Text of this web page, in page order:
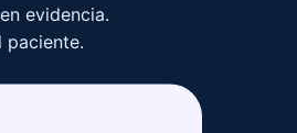
evidencia.
paciente.